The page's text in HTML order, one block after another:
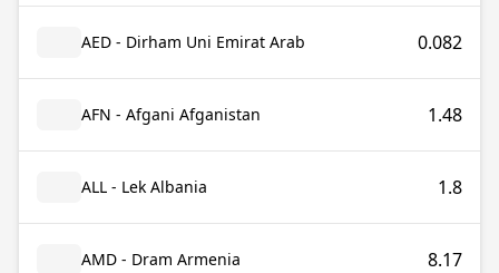
AED - Dirham Uni Emirat Arab 0.082
AFN - Afgani Afganistan 1.48
ALL - Lek Albania 1.8
AMD - Dram Armenia 8.17